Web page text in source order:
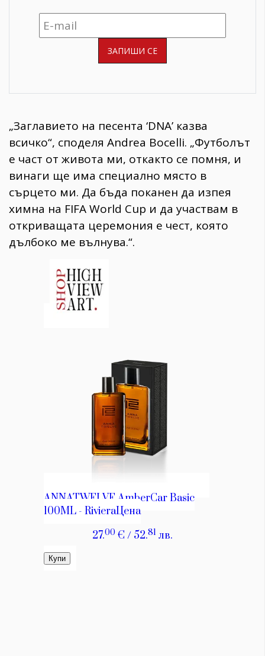
„Заглавието на песента ‘DNA’ казва
всичко“, споделя Andrea Bocelli. „Футболът
е част от живота ми, откакто се помня, и
винаги ще има специално място в
сърцето ми. Да бъда поканен да изпея
химна на FIFA World Cup и да участвам в
откриващата церемония е чест, която
дълбоко ме вълнува.“.